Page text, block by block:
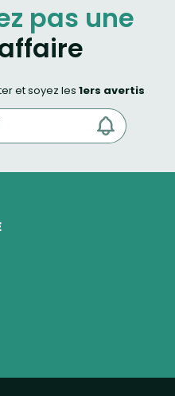
pas une
et soyez les 1ers avertis